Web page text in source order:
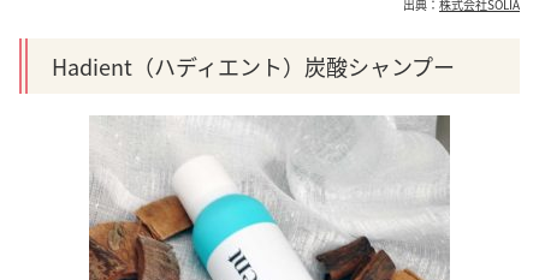
出典： 株式会社SOLIA
Hadient（ハディエント）炭酸シャンプー